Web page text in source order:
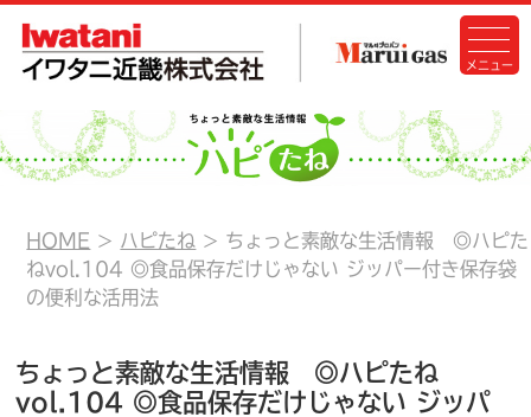
HOME ハピたね
ちょっと素敵な生活情報 ◎ハピた
ねvol.104 ◎食品保存だけじゃない ジッパー付き保存袋
の便利な活用法
ちょっと素敵な生活情報 ◎ハピたね
vol.104 ◎食品保存だけじゃない ジッパ